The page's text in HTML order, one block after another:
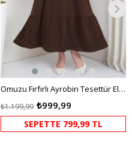
Omuzu Fırfırlı Ayrobin Tesettür Elbise Kahverengi HM2062
₺999,99
₺1.199,99
SEPETTE 799,99 TL